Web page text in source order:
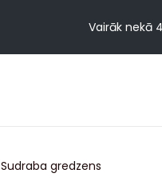
Vairāk nekā
Sudraba gredzens